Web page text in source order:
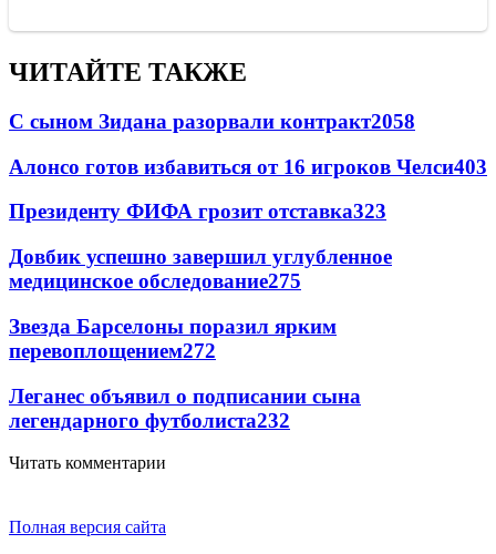
ЧИТАЙТЕ ТАКЖЕ
С сыном Зидана разорвали контракт2058
Алонсо готов избавиться от 16 игроков Челси403
Президенту ФИФА грозит отставка323
Довбик успешно завершил углубленное
медицинское обследование275
Звезда Барселоны поразил ярким
перевоплощением272
Леганес объявил о подписании сына
легендарного футболиста232
Читать комментарии
Полная версия сайта